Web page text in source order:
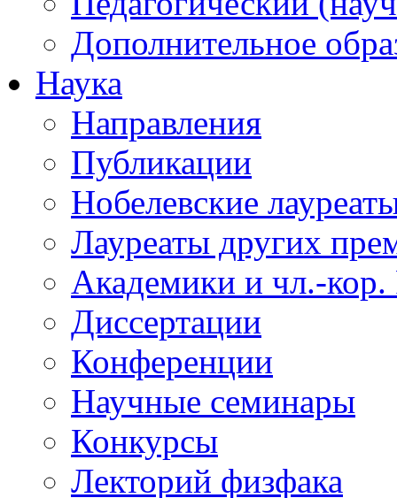
Дополнительное
Наука
Направления
Публикации
Нобелевские
Лауреаты других
Академики и чл.-
Диссертации
Конференции
Научные семинары
Конкурсы
Лекторий физфака